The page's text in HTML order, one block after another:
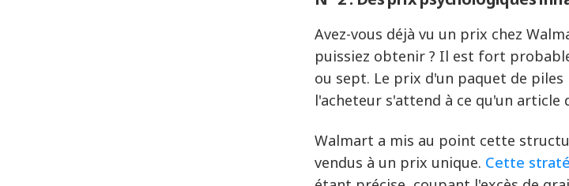
Avez-vous déjà vu un prix chez
puissiez obtenir ? Il est fort
ou sept. Le prix d'un paquet de
l'acheteur s'attend à ce qu'un article
Walmart a mis au point cette
vendus à un prix unique. Cette